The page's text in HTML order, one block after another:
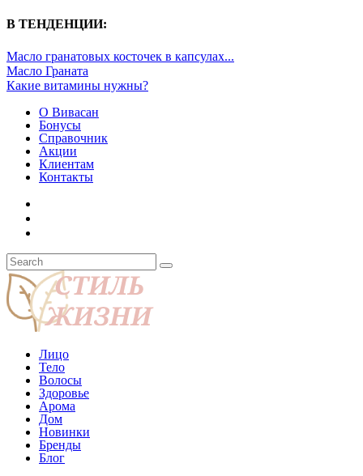
В ТЕНДЕНЦИИ:
Масло гранатовых косточек в капсулах...
Масло Граната
Какие витамины нужны?
О Вивасан
Бонусы
Справочник
Акции
Клиентам
Контакты
Лицо
Тело
Волосы
Здоровье
Арома
Дом
Новинки
Бренды
Блог